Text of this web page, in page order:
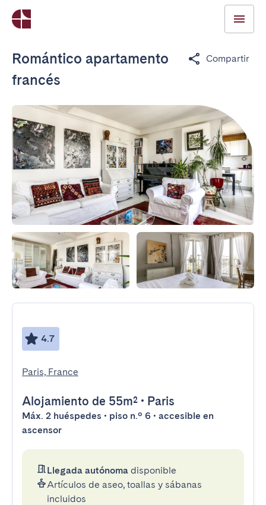
Romántico apartamento
francés
Compartir
4.7
Paris, France
Alojamiento de 55m² • Paris
Máx. 2 huéspedes • piso n.º 6 • accesible en
ascensor
Llegada autónoma disponible
Artículos de aseo, toallas y sábanas
incluidos